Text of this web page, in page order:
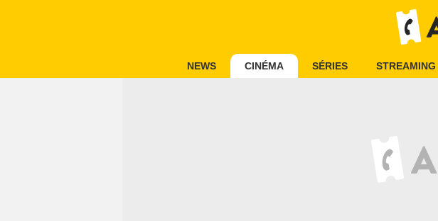
NEWS CINÉMA SÉRIES STREAMING